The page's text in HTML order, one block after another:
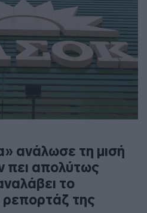
ανάλωσε τη μισή
πει απολύτως
το
της